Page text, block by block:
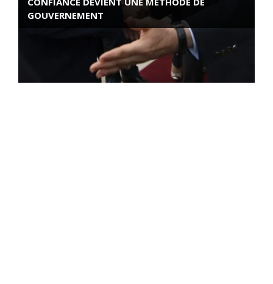
GOUVERNEMENT
ROSE VALLAND, HEROÏNE DE LA RESISTANCE